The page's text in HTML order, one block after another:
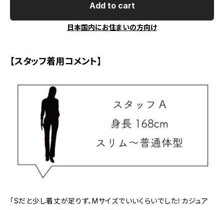
Add to cart
日本国内にお住まいの方向け
【スタッフ着用コメント】
「Sだと少し着丈が足りず、Mサイズでいいくらいでした！カジュア